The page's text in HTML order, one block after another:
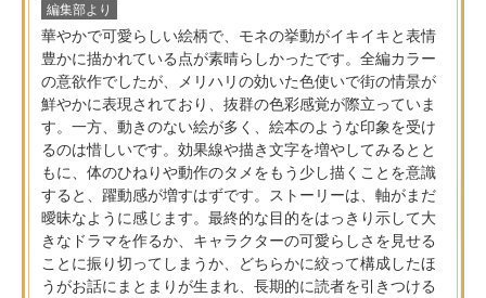
編集部より
華やかで可愛らしい絵柄で、モネの挙動がイキイキと表情
豊かに描かれている点が素晴らしかったです。全編カラー
の意欲作でしたが、メリハリの効いた色使いで街の情景が
鮮やかに表現されており、抜群の色彩感覚が際立っていま
す。一方、動きのない絵が多く、絵本のような印象を受け
るのは惜しいです。効果線や描き文字を増やしてみるとと
もに、体のひねりや動作のタメをもう少し描くことを意識
すると、躍動感が増すはずです。ストーリーは、軸がまだ
曖昧なように感じます。最終的な目的をはっきり示して大
きなドラマを作るか、キャラクターの可愛らしさを見せる
ことに振り切ってしまうか、どちらかに絞って構成したほ
うがお話にまとまりが生まれ、長期的に読者を引きつける